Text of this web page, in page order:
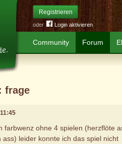
Registrieren
oder Login aktivieren
Community Forum
: frage
farbwenz ohne 4 spielen (herzflöte
ass) leider konnte ich das spiel nicht